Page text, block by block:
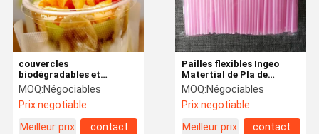
Pailles flexibles Ingeo
Matertial de Pla de
vaisselle biodégradable et
compostable de Pla
MOQ:Négociables
Prix:negotiable
Meilleur prix
contact
couvercles
biodégradables et
compostables de 90mm
de vaisselle d'animal
familier de dôme pour les
tasses en plastique
MOQ:Négociables
Prix:negotiable
Meilleur prix
contact